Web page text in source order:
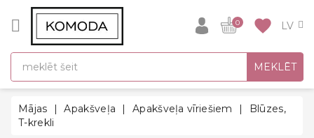
CATEGORY
DĀVANU
IDEJAS
SUPER
SALE!
favorite
0
MEKLĒT
Mājas Apakšveļa Apakšveļa vīriešiem
Blūzes,
T-krekli